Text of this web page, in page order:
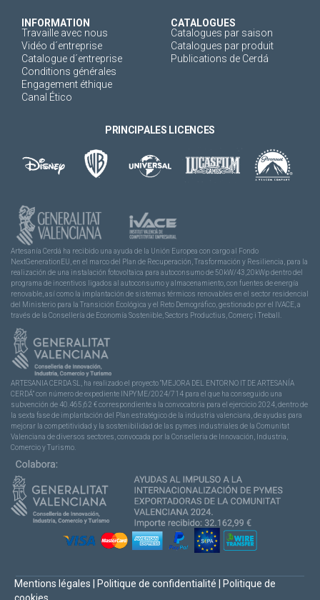
INFORMATION
Travaille avec nous
Vidéo d´entreprise
Catalogue d´entreprise
Conditions générales
Engagement éthique
Canal Ético
CATALOGUES
Catalogues par saison
Catalogues par produit
Publications de Cerdá
PRINCIPALES LICENCES
Artesanía Cerdá ha recibido una ayuda de la Unión Europea con cargo al Fondo
NextGenerationEU, en el marco del Plan de Recuperación, Trasformación y Resiliencia, para la
realización de una instalación fotovoltaica para autoconsumo de 50kW/43,20kWp dentro del
programa de incentivos ligados al autoconsumo y almacenamiento, con fuentes de energía
renovable, así como la implantación de sistemas térmicos renovables en el sector residencial
del Ministerio para la Transición Ecológica y el Reto Demográfico, gestionado por el IVACE, a
través de la Consellería de Economía Sostenible, Sectors Productius, Comerç i Treball.
ARTESANIA CERDA SL, ha realizado el proyecto “MEJORA DEL ENTORNO IT DE ARTESANÍA
CERDÁ” con número de expediente INPYME/2024/714 para el que ha conseguido una
subvención de 40.465,62 € correspondiente a la convocatoria para el ejercicio 2024, dentro de
la sexta fase de implantación del Plan estratégico de la industria valenciana, de ayudas para
mejorar la competitividad y la sostenibilidad de las pymes industriales de la Comunitat
Valenciana de diversos sectores, convocada por la Conselleria de Innovación, Industria,
Comercio y Turismo.
Mentions légales Politique de confidentialité
Politique de
cookies